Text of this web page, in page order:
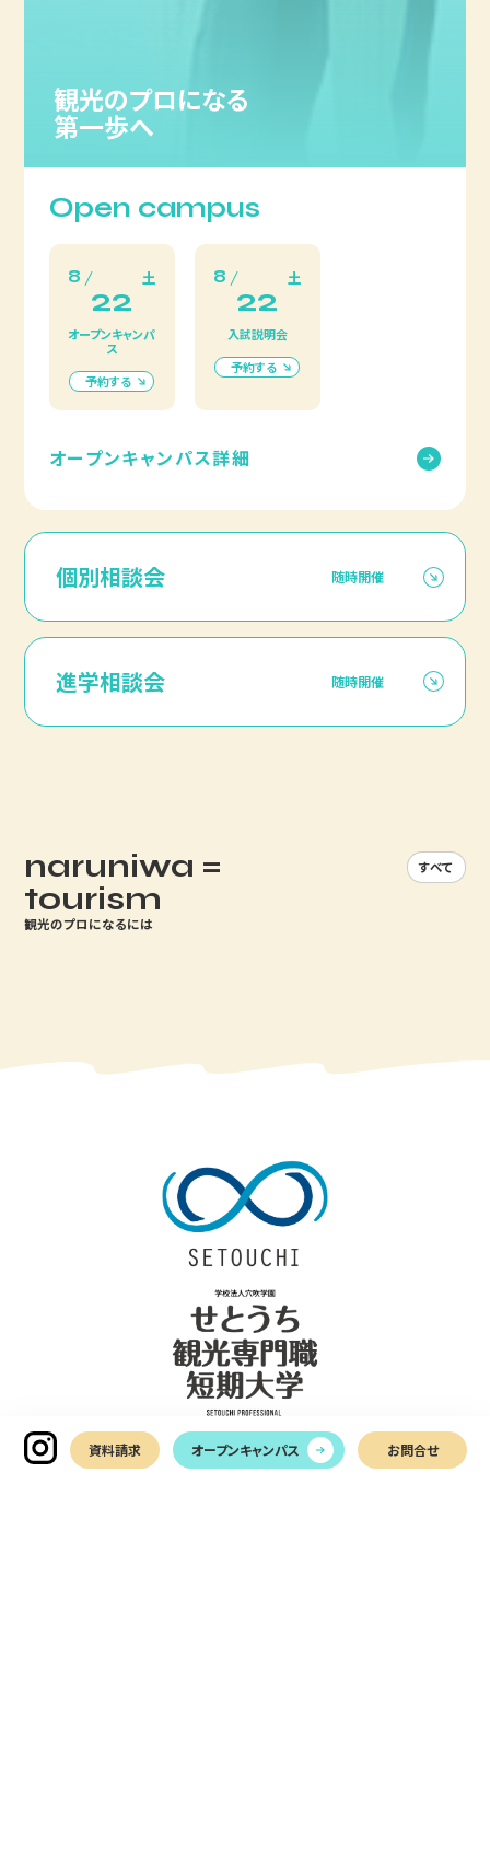
資料請求 オープンキャンパス お問合せ
観光のプロになる
第一歩へ
Open campus
8 土
22
オープンキャンパ
ス
予約する
8 土
22
入試説明会
予約する
オープンキャンパス詳細
個別相談会 随時開催
進学相談会 随時開催
naruniwa =
tourism
観光のプロになるには
すべて